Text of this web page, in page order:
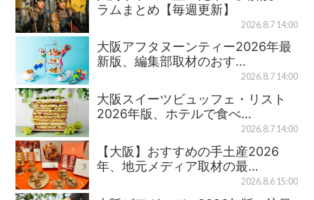
ラムまとめ【毎週更新】
2026.8.7 14:00
大阪アフタヌーンティー2026年最
新版、編集部取材のおす…
2026.8.7 14:00
大阪スイーツビュッフェ・リスト
2026年版、ホテルで食べ…
2026.8.7 14:00
【大阪】おすすめの手土産2026
年、地元メディア取材の最…
2026.8.6 15:00